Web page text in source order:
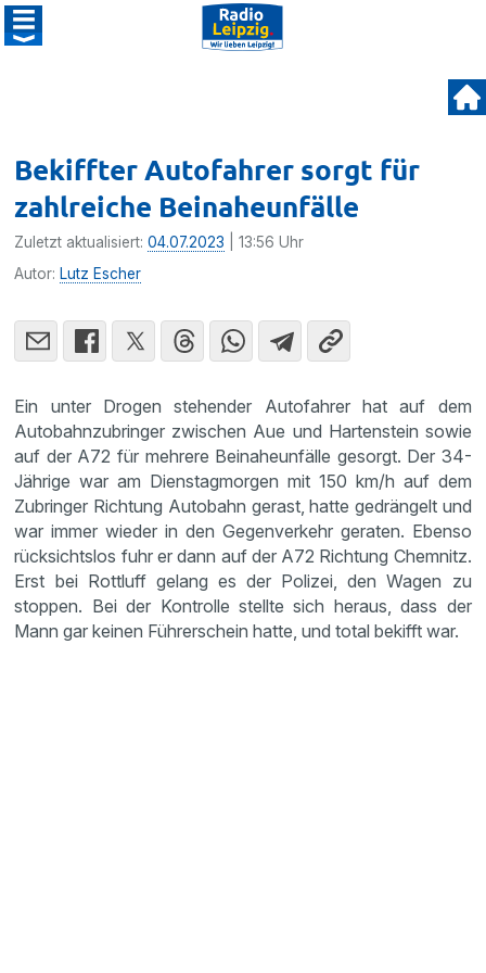
Bekiffter Autofahrer sorgt für
zahlreiche Beinaheunfälle
Zuletzt aktualisiert:04.07.2023 | 13:56 Uhr
Autor: Lutz Escher
Ein unter Drogen stehender Autofahrer hat auf dem
Autobahnzubringer zwischen Aue und Hartenstein sowie
auf der A72 für mehrere Beinaheunfälle gesorgt. Der 34-
Jährige war am Dienstagmorgen mit 150 km/h auf dem
Zubringer Richtung Autobahn gerast, hatte gedrängelt und
war immer wieder in den Gegenverkehr geraten. Ebenso
rücksichtslos fuhr er dann auf der A72 Richtung Chemnitz.
Erst bei Rottluff gelang es der Polizei, den Wagen zu
stoppen. Bei der Kontrolle stellte sich heraus, dass der
Mann gar keinen Führerschein hatte, und total bekifft war.